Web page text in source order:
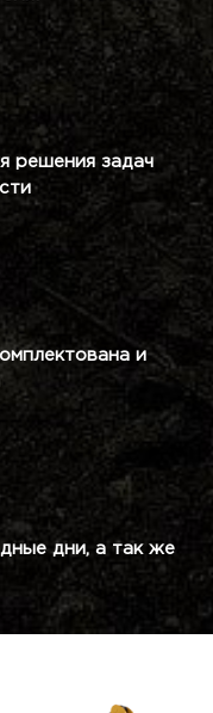
решения задач
и
дни, а так же